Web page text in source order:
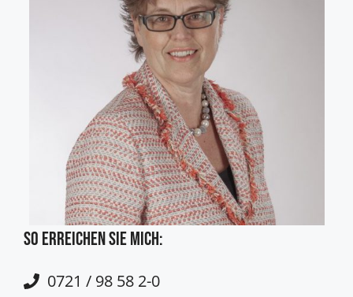
So erreichen Sie mich:
0721 / 98 58 2-0